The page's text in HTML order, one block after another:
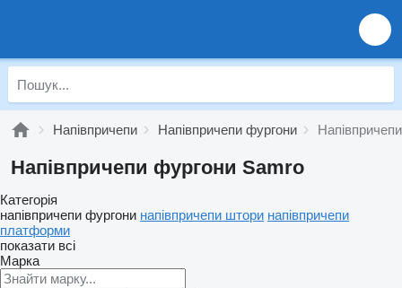
Напівпричепи Напівпричепи фургони
Напівпричепи фургони Samro
Категорія
напівпричепи фургони напівпричепи штори напівпричепи
платформи
показати всі
Марка